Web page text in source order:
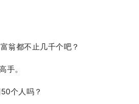
翁都不止几千个吧？
手。
个人吗？